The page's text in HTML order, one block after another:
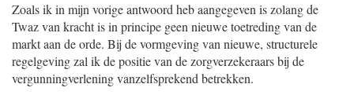
Zoals ik in mijn vorige antwoord heb aangegeven is zolang de
Twaz van kracht is in principe geen nieuwe toetreding van de
markt aan de orde. Bij de vormgeving van nieuwe, structurele
regelgeving zal ik de positie van de zorgverzekeraars bij de
vergunningverlening vanzelfsprekend betrekken.